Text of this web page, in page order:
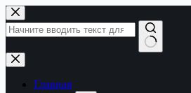
Перейти
к
сути
Ничего
не
найденоГлавная